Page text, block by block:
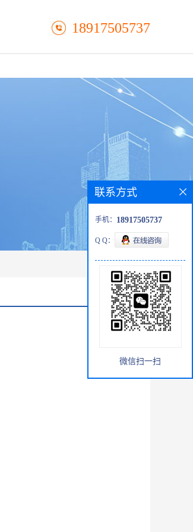
18917505737
联系方式
手机： 18917505737
Q Q：
微信扫一扫